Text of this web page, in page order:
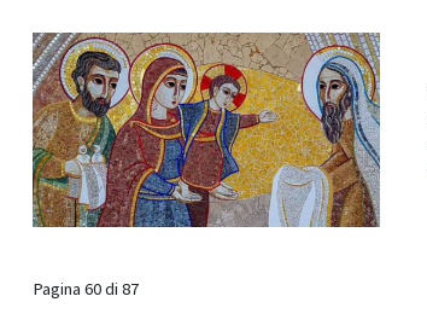
Pagina 60 di 87